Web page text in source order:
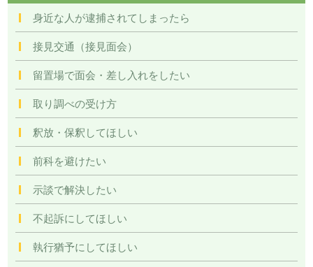
身近な人が逮捕されてしまったら
接見交通（接見面会）
留置場で面会・差し入れをしたい
取り調べの受け方
釈放・保釈してほしい
前科を避けたい
示談で解決したい
不起訴にしてほしい
執行猶予にしてほしい